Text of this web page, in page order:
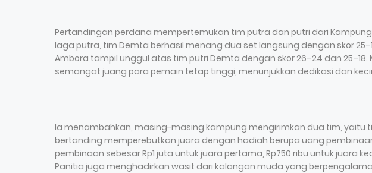
Pertandingan perdana mempertemukan tim putra dan putri dari
laga putra, tim Demta berhasil menang dua set langsung dengan skor
Ambora tampil unggul atas tim putri Demta dengan skor 26–24 dan
semangat juang para pemain tetap tinggi, menunjukkan dedikasi dan
Ia menambahkan, masing-masing kampung mengirimkan dua tim, yaitu
bertanding memperebutkan juara dengan hadiah berupa uang
pembinaan sebesar Rp1 juta untuk juara pertama, Rp750 ribu untuk juara
Panitia juga menghadirkan wasit dari kalangan muda yang